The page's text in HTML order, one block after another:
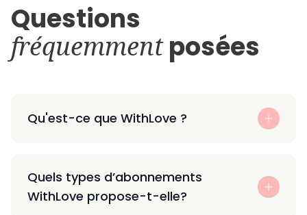
Questions
fréquemmentposées
Qu'est-ce que WithLove ?
Quels types d’abonnements
WithLove propose-t-elle?